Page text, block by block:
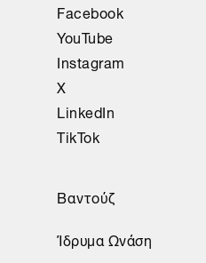
Facebook
YouTube
Instagram
X
LinkedIn
TikTok
Βαντούζ
Ίδρυμα Ωνάση